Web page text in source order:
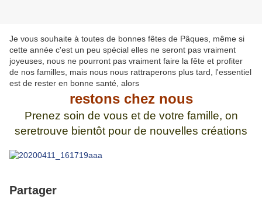
Je vous souhaite à toutes de bonnes fêtes de Pâques, même si
cette année c'est un peu spécial elles ne seront pas vraiment
joyeuses, nous ne pourront pas vraiment faire la fête et profiter
de nos familles, mais nous nous rattraperons plus tard, l'essentiel
est de rester en bonne santé, alors
restons chez nous
Prenez soin de vous et de votre famille, on
seretrouve bientôt pour de nouvelles créations
Partager